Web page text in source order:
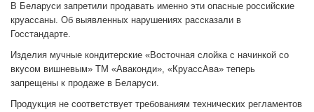
В Беларуси запретили продавать именно эти опасные российские
круассаны. Об выявленных нарушениях рассказали в
Госстандарте.
Изделия мучные кондитерские «Восточная слойка с начинкой со
вкусом вишневым» ТМ «Аваконди», «КруассАва» теперь
запрещены к продаже в Беларуси.
Продукция не соответствует требованиям технических регламентов